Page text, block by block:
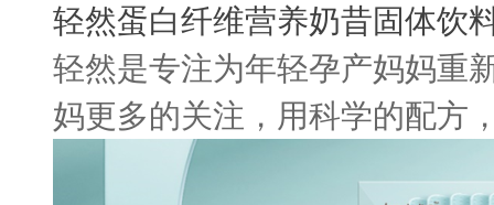
轻然蛋白纤维营养奶昔固体饮
轻然是专注为年轻孕产妈妈重
妈更多的关注，用科学的配方